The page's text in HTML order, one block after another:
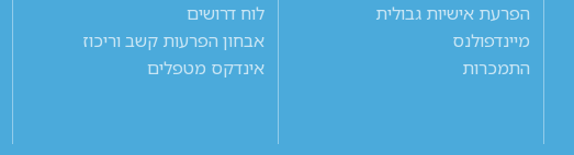
הפרעת אישיות גבולית
מיינדפולנס
התמכרות
לוח דרושים
אבחון הפרעות קשב וריכוז
אינדקס מטפלים